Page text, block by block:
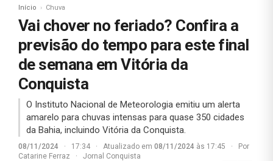
Início Chuva
Vai chover no feriado? Confira a
previsão do tempo para este final
de semana em Vitória da
Conquista
O Instituto Nacional de Meteorologia emitiu um alerta
amarelo para chuvas intensas para quase 350 cidades
da Bahia, incluindo Vitória da Conquista.
08/11/2024 · 17:34 · Atualizado em 08/11/2024 às 17:45 ·
Por
Catarine Ferraz
· Jornal Conquista